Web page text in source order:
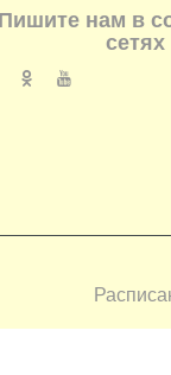
Пишите нам в
сетях